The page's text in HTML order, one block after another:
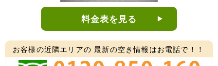
料金表を見る
お客様の近隣エリアの 最新の空き情報はお電話で！！